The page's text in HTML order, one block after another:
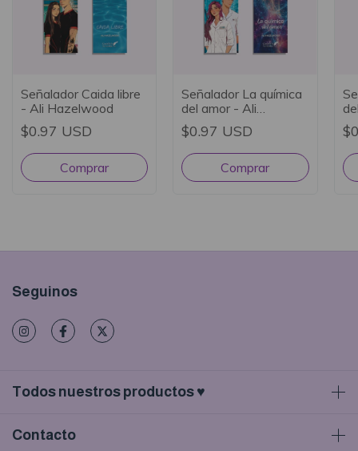
Señalador Caida libre
- Ali Hazelwood
$0.97 USD
Señalador La química
del amor - Ali
Hazelwood
$0.97 USD
Seguinos
Todos nuestros productos ♥
Contacto